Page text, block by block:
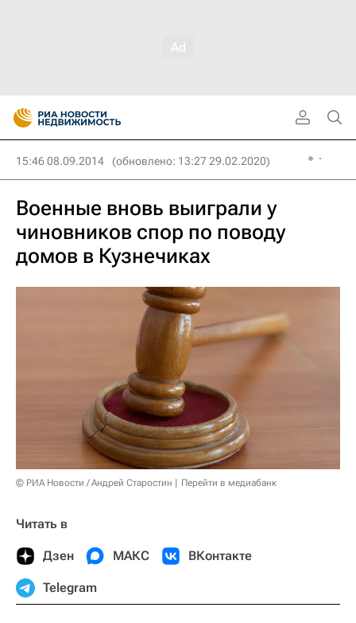
15:46 08.09.2014 (обновлено: 13:27 29.02.2020)
Военные вновь выиграли у
чиновников спор по поводу
домов в Кузнечиках
© РИА Новости / Андрей Старостин Перейти в медиабанк
Читать в
Дзен МАКС ВКонтакте
Telegram